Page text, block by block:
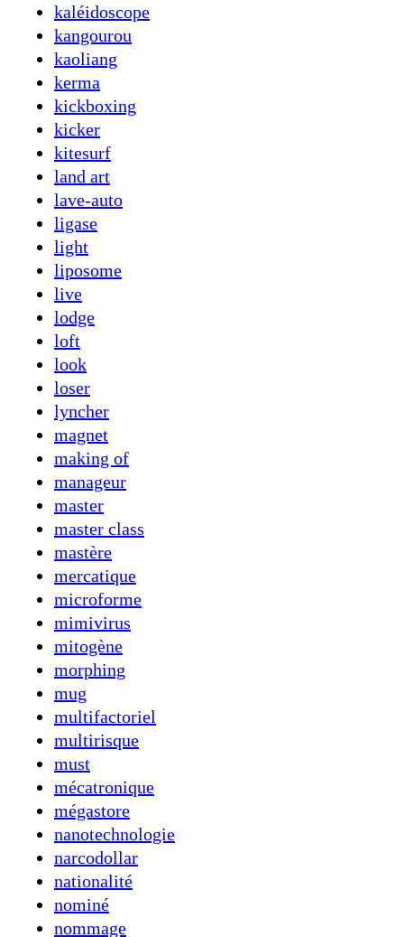
kaléidoscope
kangourou
kaoliang
kerma
kickboxing
kicker
kitesurf
land art
lave-auto
ligase
light
liposome
live
lodge
loft
look
loser
lyncher
magnet
making of
manageur
master
master class
mastère
mercatique
microforme
mimivirus
mitogène
morphing
mug
multifactoriel
multirisque
must
mécatronique
mégastore
nanotechnologie
narcodollar
nationalité
nominé
nommage